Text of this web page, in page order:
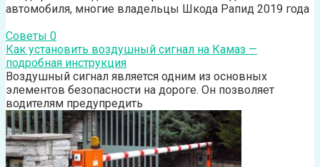
автомобиля, многие владельцы Шкода Рапид 2019 года
Советы 0
Как установить воздушный сигнал на Камаз —
подробная инструкция
Воздушный сигнал является одним из основных
элементов безопасности на дороге. Он позволяет
водителям предупредить